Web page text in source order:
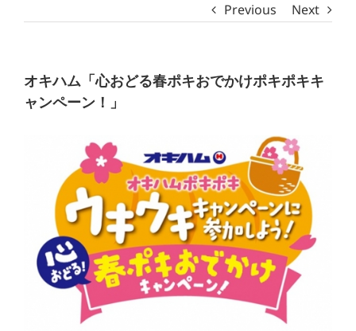
Previous Next
オキハム「心おどる春ポキおでかけポキポキキ
ャンペーン！」